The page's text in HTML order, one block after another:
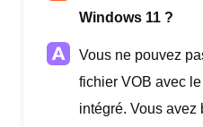
Windows 11 ?
Vous ne pouvez
fichier VOB avec
intégré. Vous avez